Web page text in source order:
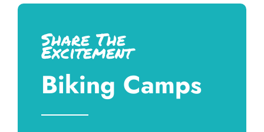
Share The
Excitement
Biking Camps